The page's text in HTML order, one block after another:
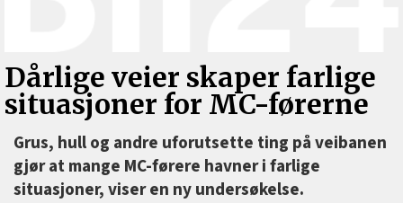
Dårlige veier skaper farlige
situasjoner for MC-førerne
Grus, hull og andre uforutsette ting på veibanen
gjør at mange MC-førere havner i farlige
situasjoner, viser en ny undersøkelse.